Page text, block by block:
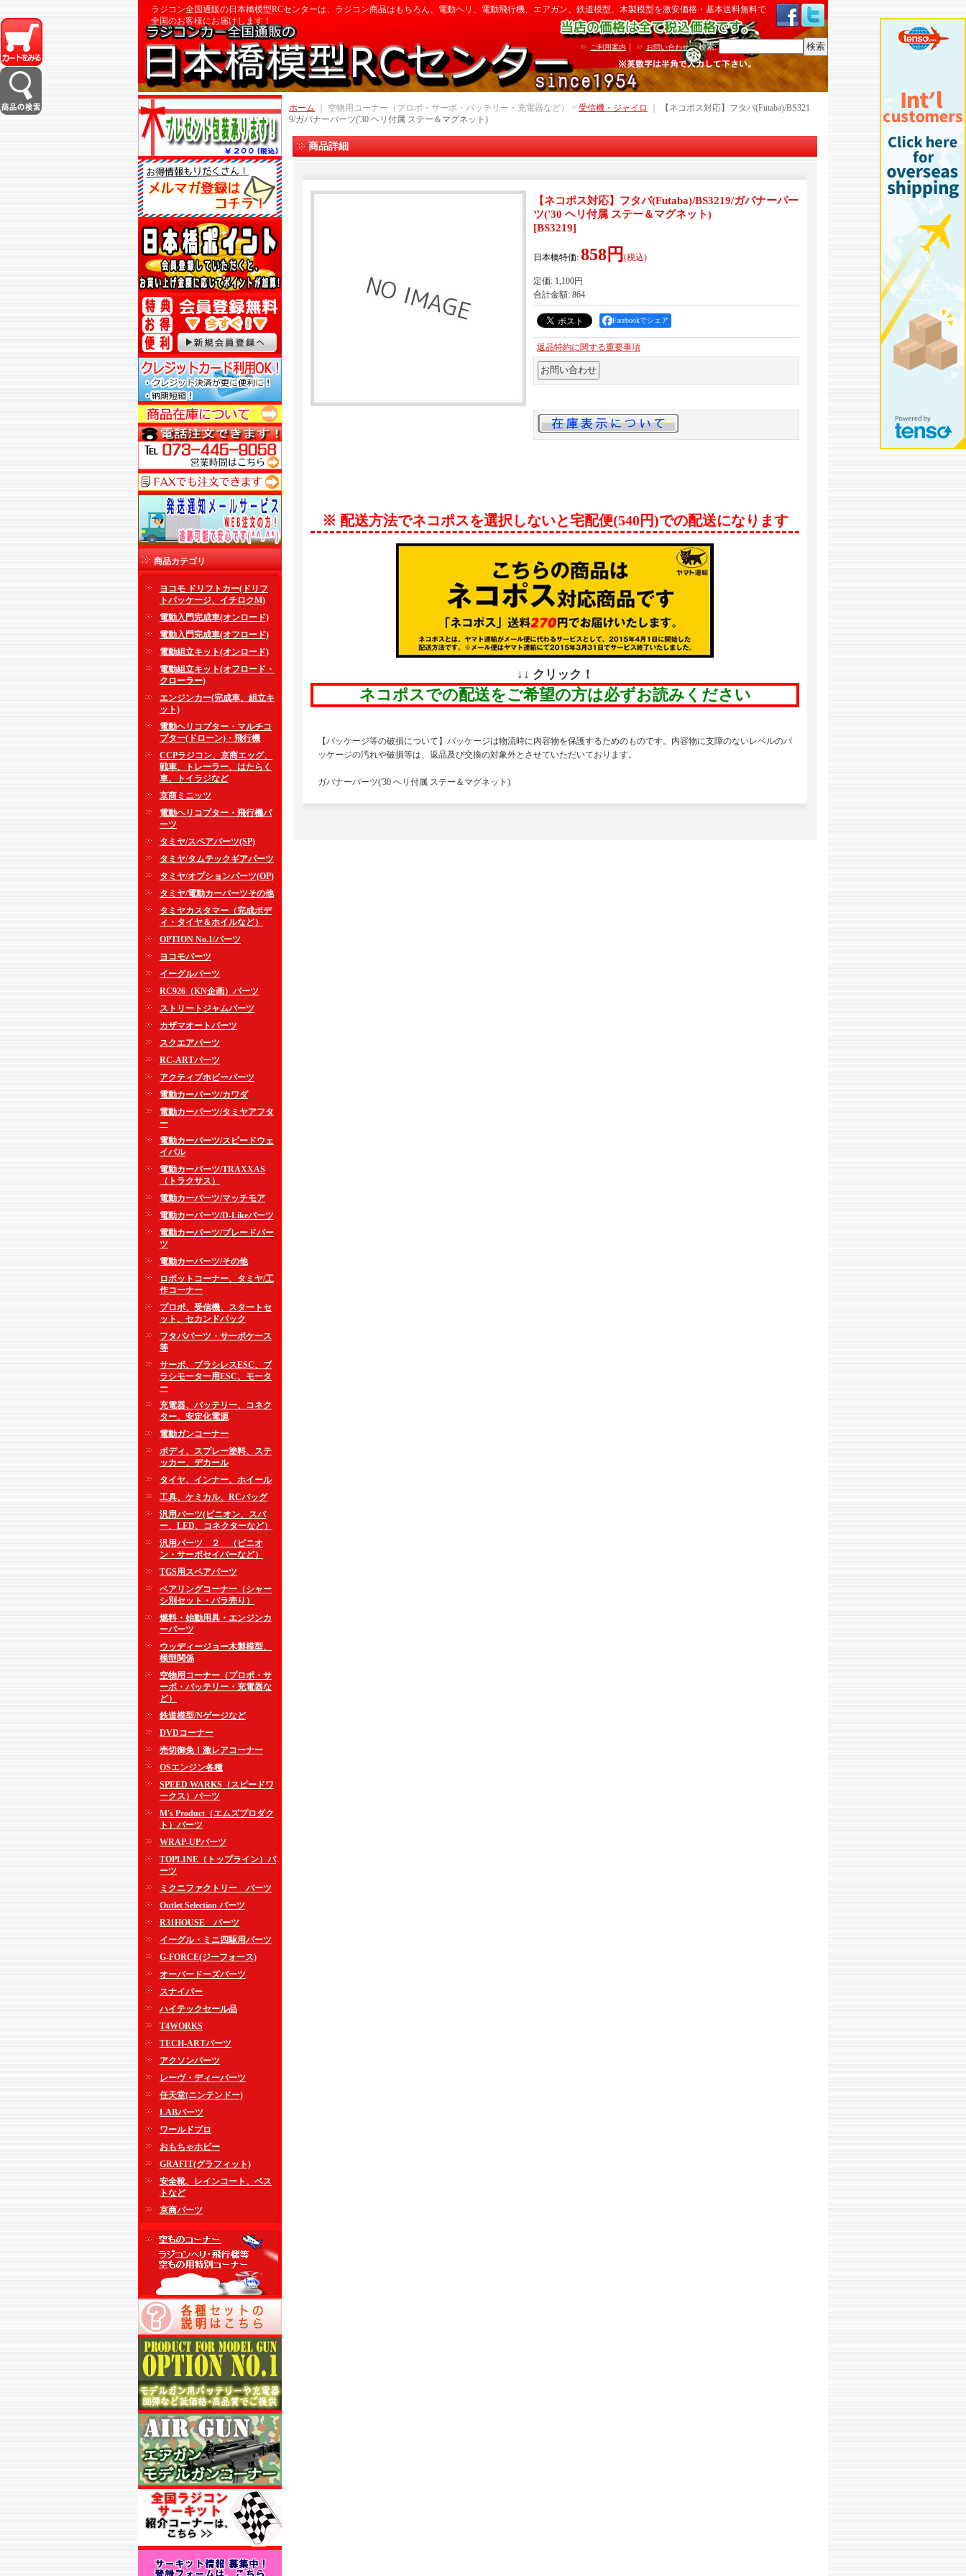
ラジコン全国通販の日本橋模型RCセンターは、ラジコン商品はもちろん、電動ヘリ、電動飛行機、エアガン、鉄道模型、木製模型を激安価格・基本送料無料で
全国のお客様にお届けします！
ご利用案内 ｜ お問い合わせ 検索:
商品カテゴリ
ヨコモ ドリフトカー(ドリフ
トパッケージ、イチロクM)
電動入門完成車(オンロード)
電動入門完成車(オフロード)
電動組立キット(オンロード)
電動組立キット(オフロード・
クローラー)
エンジンカー(完成車、組立キ
ット)
電動ヘリコプター・マルチコ
プター(ドローン)・飛行機
CCPラジコン、京商エッグ、
戦車、トレーラー、はたらく
車、トイラジなど
京商ミニッツ
電動ヘリコプター・飛行機パ
ーツ
タミヤ/スペアパーツ(SP)
タミヤ/タムテックギアパーツ
タミヤ/オプションパーツ(OP)
タミヤ/電動カーパーツその他
タミヤカスタマー（完成ボデ
ィ・タイヤ＆ホイルなど）
OPTION No.1/パーツ
ヨコモパーツ
イーグルパーツ
RC926（KN企画）パーツ
ストリートジャムパーツ
カザマオートパーツ
スクエアパーツ
RC-ARTパーツ
アクティブホビーパーツ
電動カーパーツ/カワダ
電動カーパーツ/タミヤアフタ
ー
電動カーパーツ/スピードウェ
イパル
電動カーパーツ/TRAXXAS
（トラクサス）
電動カーパーツ/マッチモア
電動カーパーツ/D-Likeパーツ
電動カーパーツ/ブレードパー
ツ
電動カーパーツ/その他
ロボットコーナー、タミヤ/工
作コーナー
プロポ、受信機、スタートセ
ット、セカンドパック
フタバパーツ・サーボケース
等
サーボ、ブラシレスESC、ブ
ラシモーター用ESC、モータ
ー
充電器、バッテリー、コネク
ター、安定化電源
電動ガンコーナー
ボディ、スプレー塗料、ステ
ッカー、デカール
タイヤ、インナー、ホイール
工具、ケミカル、RCバッグ
汎用パーツ(ピニオン、スパ
ー、LED、コネクターなど）
汎用パーツ ２ （ピニオ
ン・サーボセイバーなど）
TGS用スペアパーツ
ベアリングコーナー（シャー
シ別セット・バラ売り）
燃料・始動用具・エンジンカ
ーパーツ
ウッディージョー木製模型、
模型関係
空物用コーナー（プロポ・サ
ーボ・バッテリー・充電器な
ど）
鉄道模型/Nゲージなど
DVDコーナー
売切御免！激レアコーナー
OSエンジン各種
SPEED WARKS（スピードワ
ークス）パーツ
M's Product（エムズプロダク
ト）パーツ
WRAP-UPパーツ
TOPLINE（トップライン）パ
ーツ
ミクニファクトリー パーツ
Outlet Selection パーツ
R31HOUSE パーツ
イーグル・ミニ四駆用パーツ
G-FORCE(ジーフォース)
オーバードーズパーツ
スナイパー
ハイテックセール品
T4WORKS
TECH-ARTパーツ
アクソンパーツ
レーヴ・ディーパーツ
任天堂(ニンテンドー)
LABパーツ
ワールドプロ
おもちゃホビー
GRAFIT(グラフィット)
安全靴、レインコート、ベス
トなど
京商パーツ
ホーム ｜ 空物用コーナー（プロポ・サーボ・バッテリー・充電器など） > 受信機・ジャイロ
【ネコポス対応】フタバ(Futaba)/BS321
9/ガバナーパーツ('30 ヘリ付属 ステー＆マグネット)
商品詳細
【ネコポス対応】フタバ(Futaba)/BS3219/ガバナーパー
ツ('30 ヘリ付属 ステー＆マグネット)
[BS3219]
日本橋特価: 858円 (税込)
定価: 1,100円
合計金額: 864
Facebookでシェア
返品特約に関する重要事項
※ 配送方法でネコポスを選択しないと宅配便(540円)での配送になります
↓↓ クリック！
ネコポスでの配送をご希望の方は必ずお読みください
【パッケージ等の破損について】パッケージは物流時に内容物を保護するためのものです。内容物に支障のないレベルのパ
ッケージの汚れや破損等は、返品及び交換の対象外とさせていただいております。
ガバナーパーツ('30 ヘリ付属 ステー＆マグネット)